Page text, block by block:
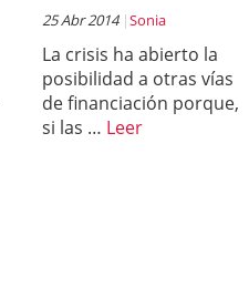
25 Abr 2014 Sonia
La crisis ha abierto la
posibilidad a otras vías
de financiación porque,
si las … Leer